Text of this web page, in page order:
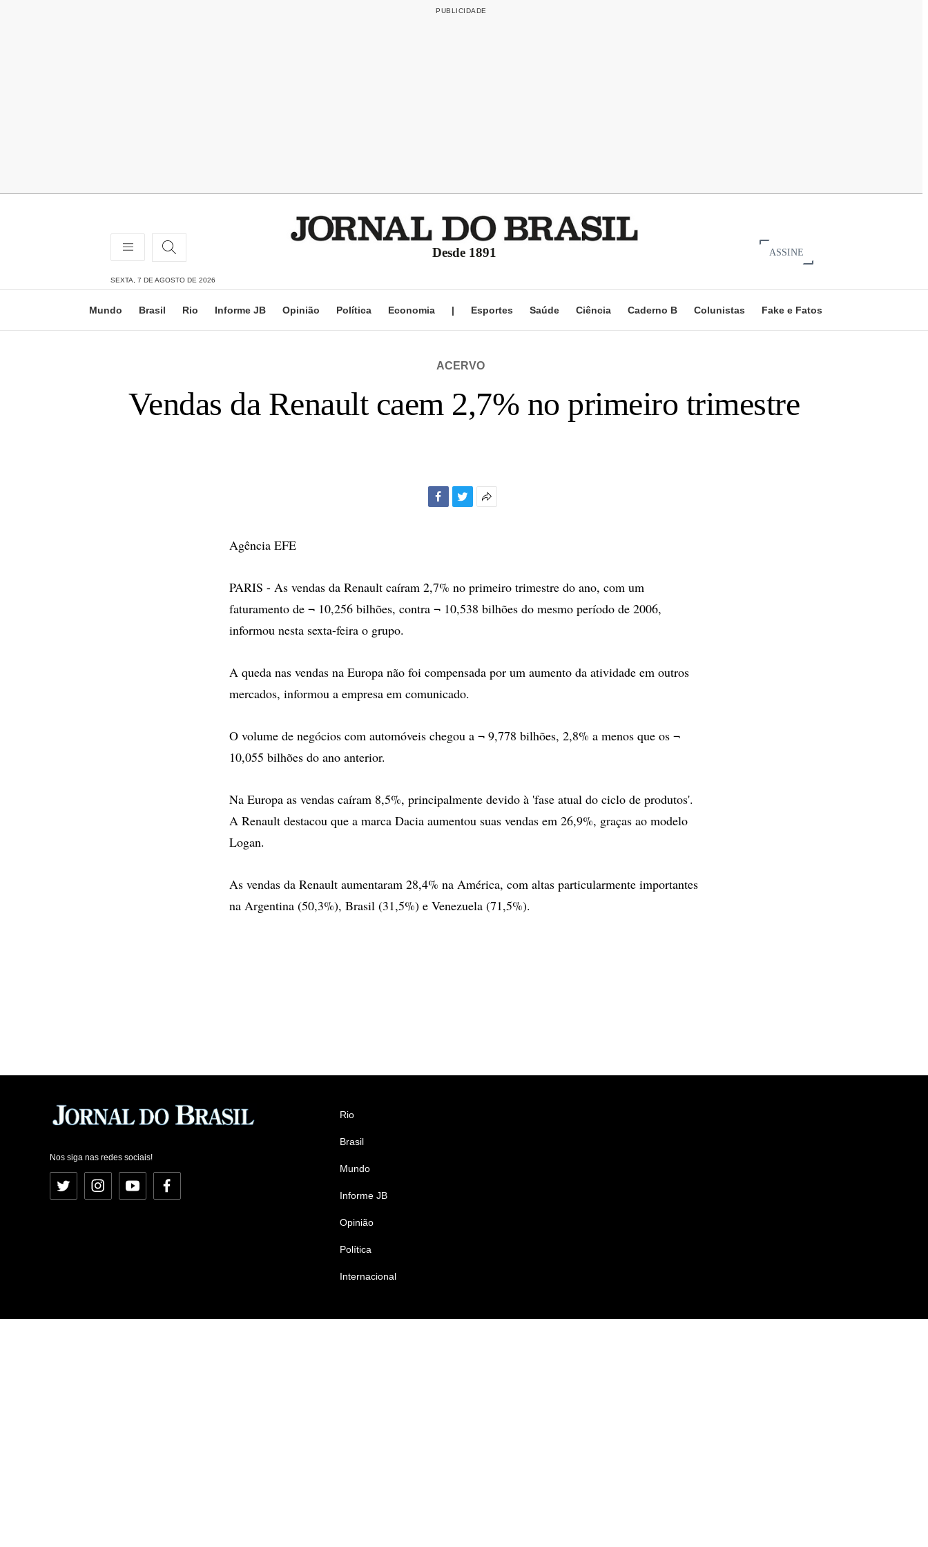
Desde 1891 ASSINE
SEXTA, 7 DE AGOSTO DE 2026
Mundo Brasil Rio Informe JB Opinião Política Economia | Esportes Saúde Ciência Caderno B Colunistas Fake e Fatos
ACERVO
Vendas da Renault caem 2,7% no primeiro trimestre
Agência EFE
PARIS - As vendas da Renault caíram 2,7% no primeiro trimestre do ano, com um
faturamento de ¬ 10,256 bilhões, contra ¬ 10,538 bilhões do mesmo período de 2006,
informou nesta sexta-feira o grupo.
A queda nas vendas na Europa não foi compensada por um aumento da atividade em outros
mercados, informou a empresa em comunicado.
O volume de negócios com automóveis chegou a ¬ 9,778 bilhões, 2,8% a menos que os ¬
10,055 bilhões do ano anterior.
Na Europa as vendas caíram 8,5%, principalmente devido à 'fase atual do ciclo de produtos'.
A Renault destacou que a marca Dacia aumentou suas vendas em 26,9%, graças ao modelo
Logan.
As vendas da Renault aumentaram 28,4% na América, com altas particularmente importantes
na Argentina (50,3%), Brasil (31,5%) e Venezuela (71,5%).
Nos siga nas redes sociais!
Twitter InstagramYouTubeFacebook
Rio
Brasil
Mundo
Informe JB
Opinião
Política
Internacional